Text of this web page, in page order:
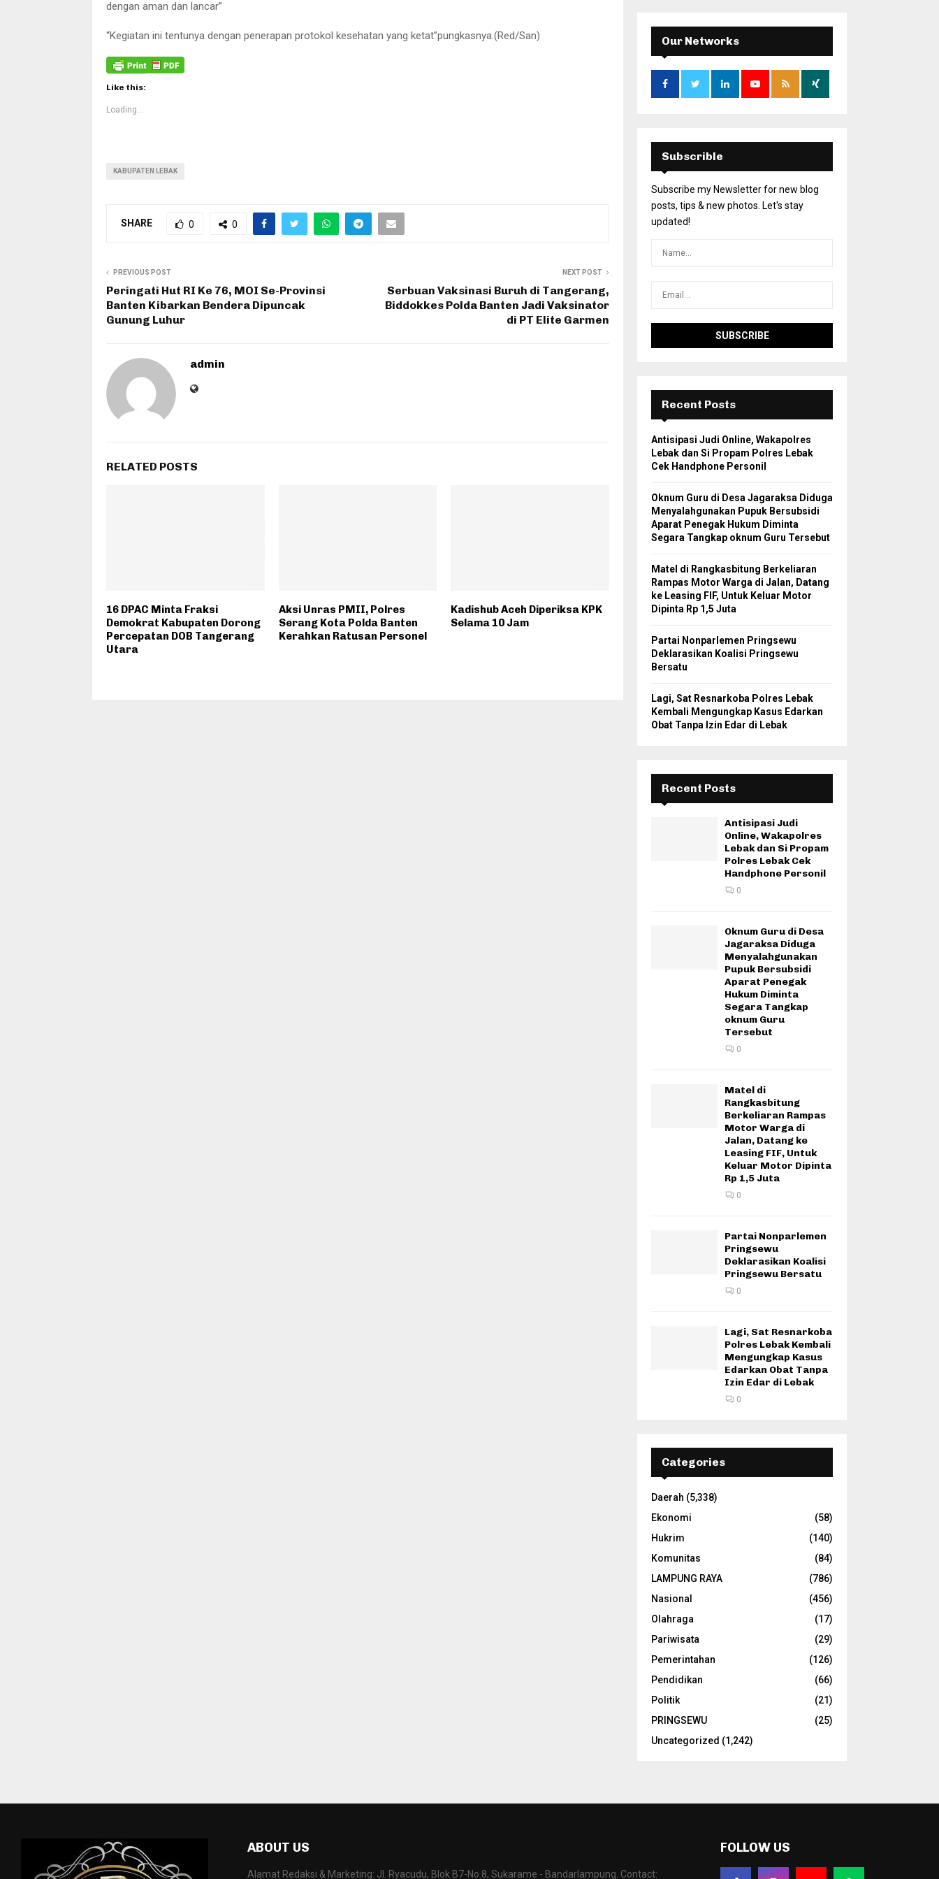
dengan aman dan lancar”
“Kegiatan ini tentunya dengan penerapan protokol kesehatan yang ketat”pungkasnya.(Red/San)
Like this:
Loading...
KABUPATEN LEBAK
SHARE 0 0
PREVIOUS POST
Peringati Hut RI Ke 76, MOI Se-Provinsi
Banten Kibarkan Bendera Dipuncak
Gunung Luhur
NEXT POST
Serbuan Vaksinasi Buruh di Tangerang,
Biddokkes Polda Banten Jadi Vaksinator
di PT Elite Garmen
admin
RELATED POSTS
16 DPAC Minta Fraksi
Demokrat Kabupaten Dorong
Percepatan DOB Tangerang
Utara
Aksi Unras PMII, Polres
Serang Kota Polda Banten
Kerahkan Ratusan Personel
Kadishub Aceh Diperiksa KPK
Selama 10 Jam
Our Networks
Subscrible
Subscribe my Newsletter for new blog
posts, tips & new photos. Let's stay
updated!
Recent Posts
Antisipasi Judi Online, Wakapolres
Lebak dan Si Propam Polres Lebak
Cek Handphone Personil
Oknum Guru di Desa Jagaraksa Diduga
Menyalahgunakan Pupuk Bersubsidi
Aparat Penegak Hukum Diminta
Segara Tangkap oknum Guru Tersebut
Matel di Rangkasbitung Berkeliaran
Rampas Motor Warga di Jalan, Datang
ke Leasing FIF, Untuk Keluar Motor
Dipinta Rp 1,5 Juta
Partai Nonparlemen Pringsewu
Deklarasikan Koalisi Pringsewu
Bersatu
Lagi, Sat Resnarkoba Polres Lebak
Kembali Mengungkap Kasus Edarkan
Obat Tanpa Izin Edar di Lebak
Recent Posts
Antisipasi Judi
Online, Wakapolres
Lebak dan Si Propam
Polres Lebak Cek
Handphone Personil
0
Oknum Guru di Desa
Jagaraksa Diduga
Menyalahgunakan
Pupuk Bersubsidi
Aparat Penegak
Hukum Diminta
Segara Tangkap
oknum Guru
Tersebut
0
Matel di
Rangkasbitung
Berkeliaran Rampas
Motor Warga di
Jalan, Datang ke
Leasing FIF, Untuk
Keluar Motor Dipinta
Rp 1,5 Juta
0
Partai Nonparlemen
Pringsewu
Deklarasikan Koalisi
Pringsewu Bersatu
0
Lagi, Sat Resnarkoba
Polres Lebak Kembali
Mengungkap Kasus
Edarkan Obat Tanpa
Izin Edar di Lebak
0
Categories
Daerah (5,338)
Ekonomi
(58)
Hukrim
(140)
Komunitas
(84)
LAMPUNG RAYA
(786)
Nasional
(456)
Olahraga
(17)
Pariwisata
(29)
Pemerintahan
(126)
Pendidikan
(66)
Politik
(21)
PRINGSEWU
(25)
Uncategorized (1,242)
ABOUT US
Alamat Redaksi & Marketing: Jl. Ryacudu, Blok B7-No.8, Sukarame - Bandarlampung. Contact:
FOLLOW US